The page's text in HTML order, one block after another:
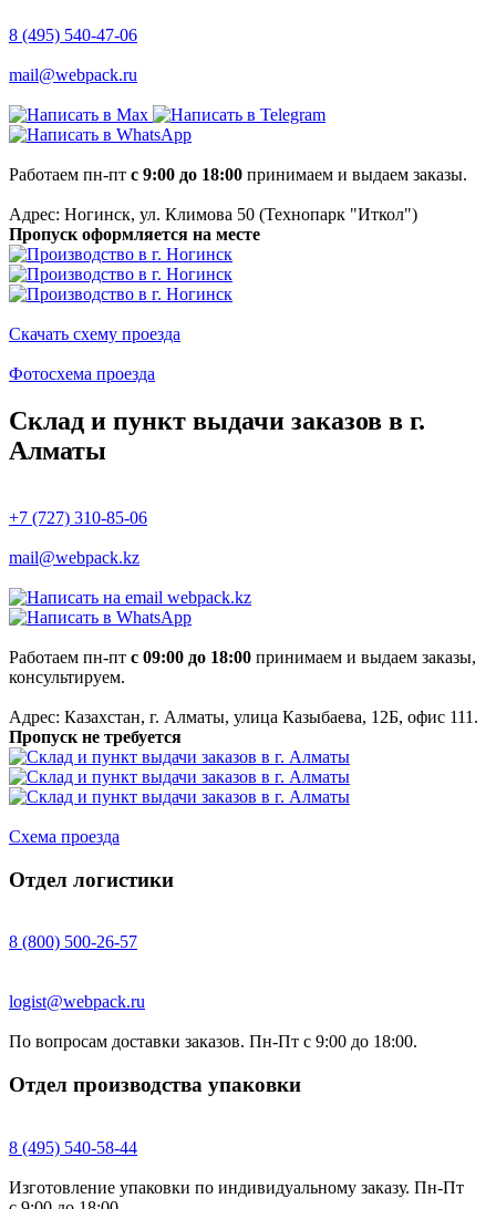
8 (495) 540-47-06
mail@webpack.ru
Работаем пн-пт с 9:00 до 18:00 принимаем и выдаем заказы.
Адрес: Ногинск, ул. Климова 50 (​Технопарк "Иткол")
Пропуск оформляется на месте
Скачать схему проезда
Фотосхема проезда
Склад и пункт выдачи заказов в г.
Алматы
+7 (727) 310-85-06
mail@webpack.kz
webpack.kz
Работаем пн-пт с 09:00 до 18:00 принимаем и выдаем заказы,
консультируем.
Адрес: Казахстан, г. Алматы, улица Казыбаева, 12Б, офис 111.
Пропуск не требуется
Схема проезда
Отдел логистики
8 (800) 500-26-57
logist@webpack.ru
По вопросам доставки заказов. Пн-Пт с 9:00 до 18:00.
Отдел производства упаковки
8 (495) 540-58-44
Изготовление упаковки по индивидуальному заказу. Пн-Пт